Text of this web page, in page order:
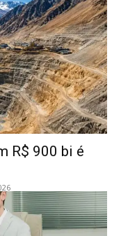
R$ 900 bi é